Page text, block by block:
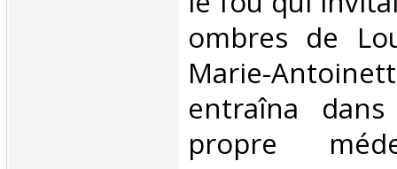
ombres de
Marie-
entraîna
propre